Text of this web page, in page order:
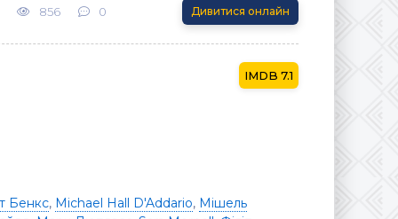
856 0 Дивитися онлайн
7.1
Бенкс, Michael Hall D'Addario, Мішель